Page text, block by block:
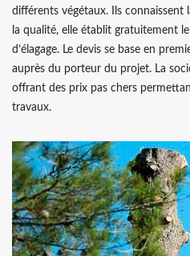
différents végétaux. Ils connaissent
la qualité, elle établit gratuitement
d’élagage. Le devis se base en
auprès du porteur du projet. La
offrant des prix pas chers
travaux.